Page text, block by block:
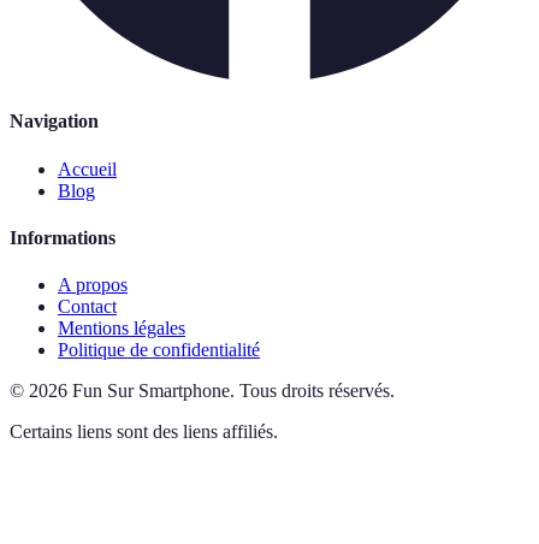
Navigation
Accueil
Blog
Informations
A propos
Contact
Mentions légales
Politique de confidentialité
© 2026 Fun Sur Smartphone. Tous droits réservés.
Certains liens sont des liens affiliés.